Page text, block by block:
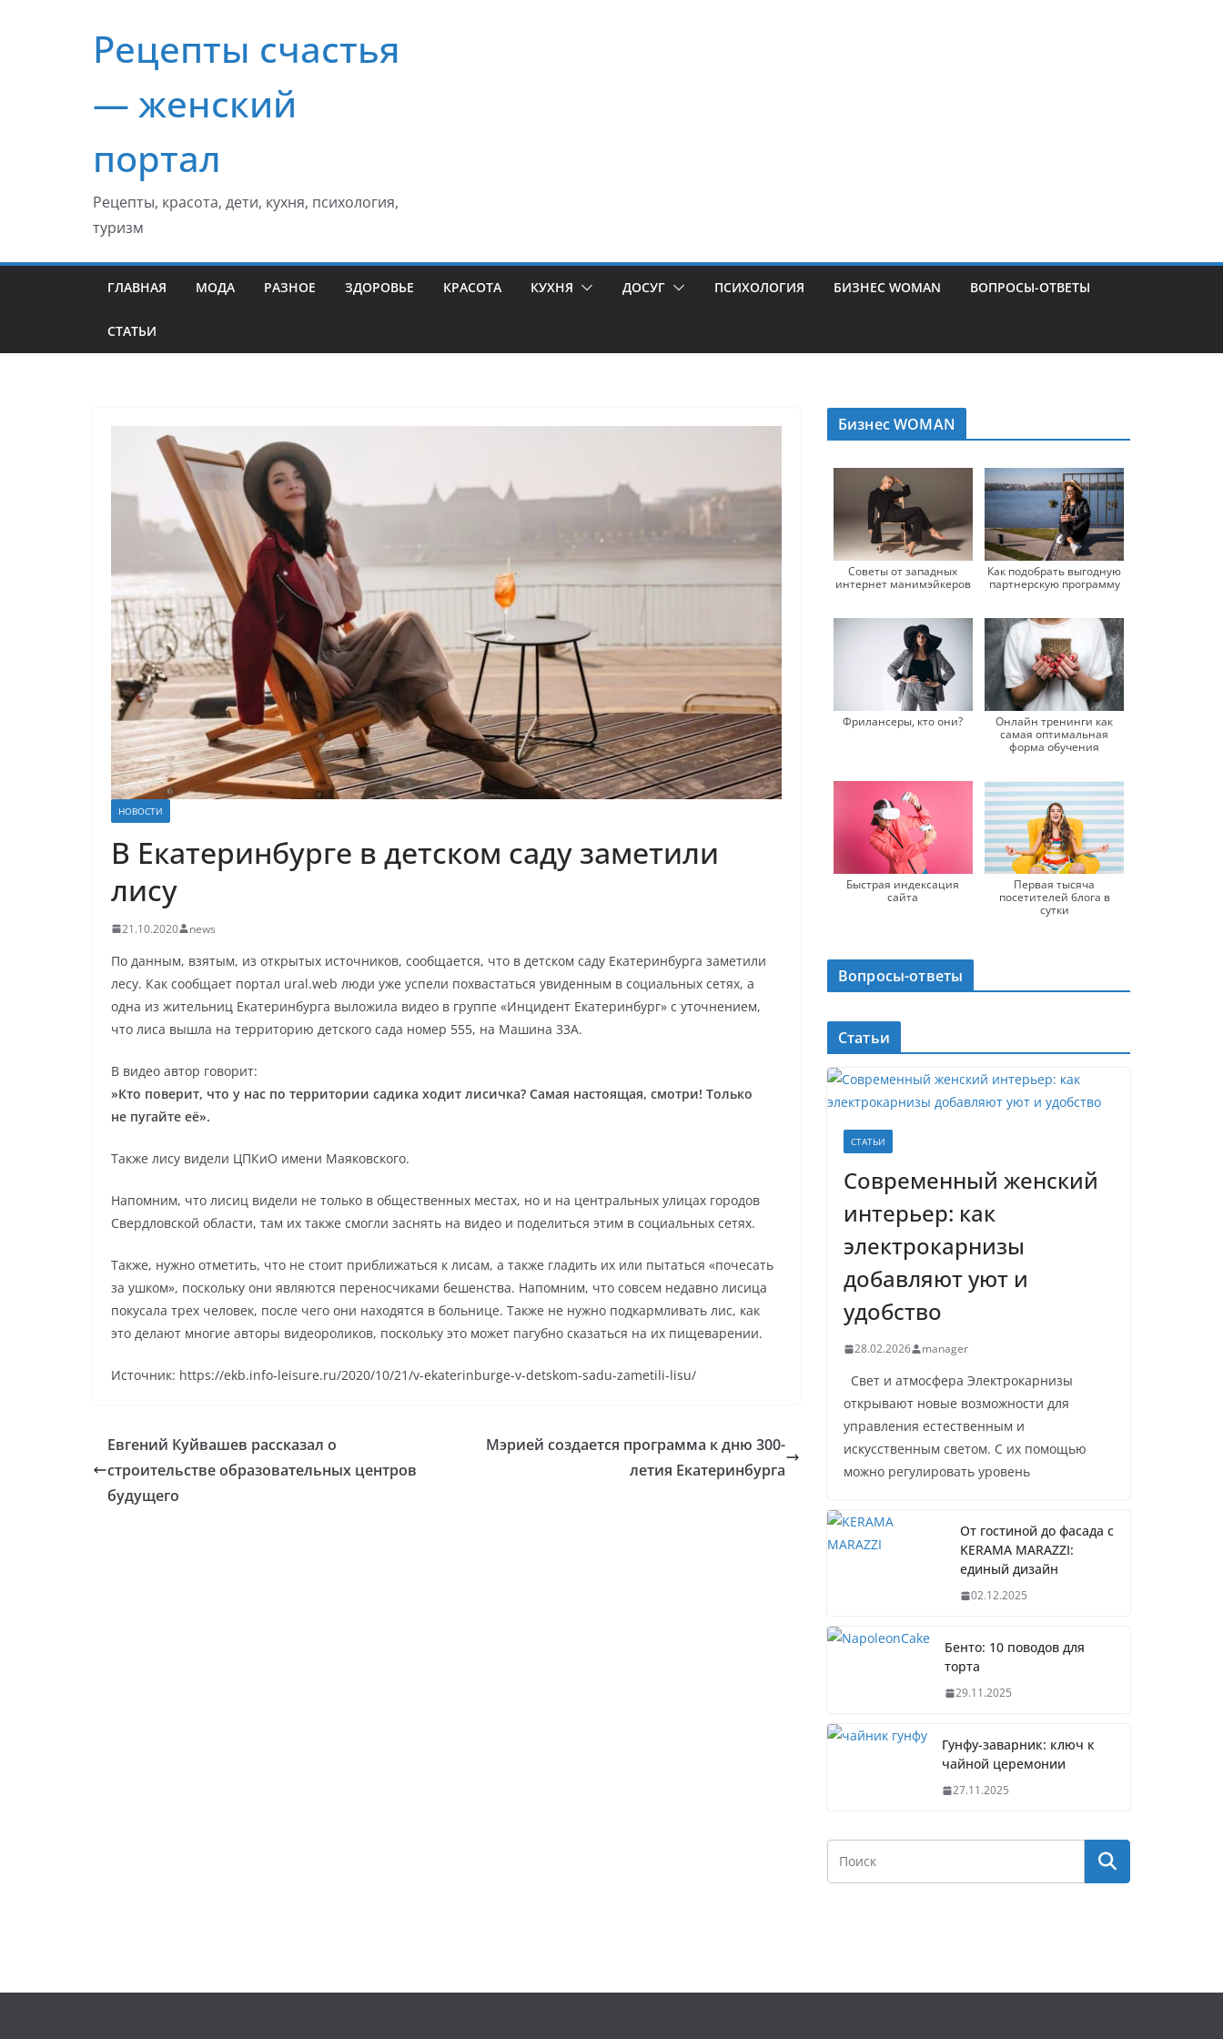
содержимомуРецепты счастья
— женский
портал
Рецепты, красота, дети, кухня, психология,
туризм
ГЛАВНАЯ МОДА РАЗНОЕ ЗДОРОВЬЕ КРАСОТА КУХНЯ ДОСУГ ПСИХОЛОГИЯ БИЗНЕС WOMAN ВОПРОСЫ-ОТВЕТЫ
СТАТЬИ
НОВОСТИ
В Екатеринбурге в детском саду заметили
лису
21.10.2020 news
По данным, взятым, из открытых источников, сообщается, что в детском саду Екатеринбурга заметили
лесу. Как сообщает портал ural.web люди уже успели похвастаться увиденным в социальных сетях, а
одна из жительниц Екатеринбурга выложила видео в группе «Инцидент Екатеринбург» с уточнением,
что лиса вышла на территорию детского сада номер 555, на Машина 33А.
В видео автор говорит:
»Кто поверит, что у нас по территории садика ходит лисичка? Самая настоящая, смотри! Только
не пугайте её».
Также лису видели ЦПКиО имени Маяковского.
Напомним, что лисиц видели не только в общественных местах, но и на центральных улицах городов
Свердловской области, там их также смогли заснять на видео и поделиться этим в социальных сетях.
Также, нужно отметить, что не стоит приближаться к лисам, а также гладить их или пытаться «почесать
за ушком», поскольку они являются переносчиками бешенства. Напомним, что совсем недавно лисица
покусала трех человек, после чего они находятся в больнице. Также не нужно подкармливать лис, как
это делают многие авторы видеороликов, поскольку это может пагубно сказаться на их пищеварении.
Источник: https://ekb.info-leisure.ru/2020/10/21/v-ekaterinburge-v-detskom-sadu-zametili-lisu/
Евгений Куйвашев рассказал о
строительстве образовательных центров
будущего
Мэрией создается программа к дню 300-
летия Екатеринбурга
Бизнес WOMAN
Советы от западных
интернет манимэйкеров
Как подобрать выгодную
партнерскую программу
Фрилансеры, кто они?
Онлайн тренинги как
самая оптимальная
форма обучения
Быстрая индексация
сайта
Первая тысяча
посетителей блога в
сутки
Вопросы-ответы
Статьи
СТАТЬИ
Современный женский
интерьер: как
электрокарнизы
добавляют уют и
удобство
28.02.2026 manager
Свет и атмосфера Электрокарнизы
открывают новые возможности для
управления естественным и
искусственным светом. С их помощью
можно регулировать уровень
От гостиной до фасада с
KERAMA MARAZZI:
единый дизайн
02.12.2025
Бенто: 10 поводов для
торта
29.11.2025
Гунфу-заварник: ключ к
чайной церемонии
27.11.2025